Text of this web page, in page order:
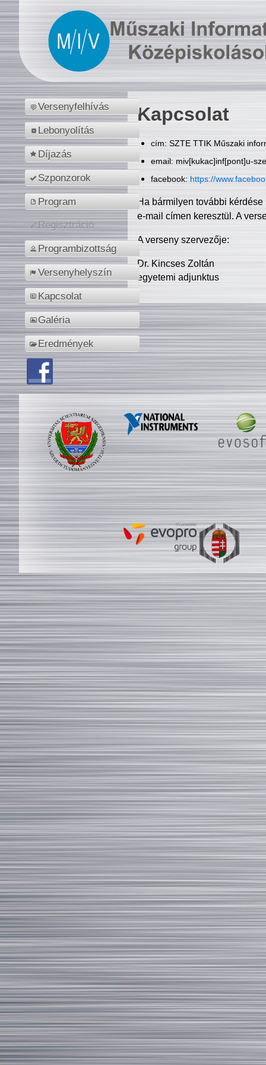
Versenyfelhívás
Lebonyolítás
Díjazás
Szponzorok
Program
Regisztráció
Programbizottság
Versenyhelyszín
Kapcsolat
Galéria
Eredmények
Kapcsolat
cím: SZTE TTIK Műszaki
email: miv[kukac]inf[pont]u-
facebook: https://
Ha bármilyen további
e-mail címen keresztül. A
A verseny szervezője:
Dr. Kincses Zoltán
egyetemi adjunktus